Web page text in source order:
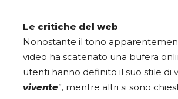
Le critiche del web
Nonostante il tono
video ha scatenato una bufera
utenti hanno definito il suo stile di
vivente”, mentre altri si sono